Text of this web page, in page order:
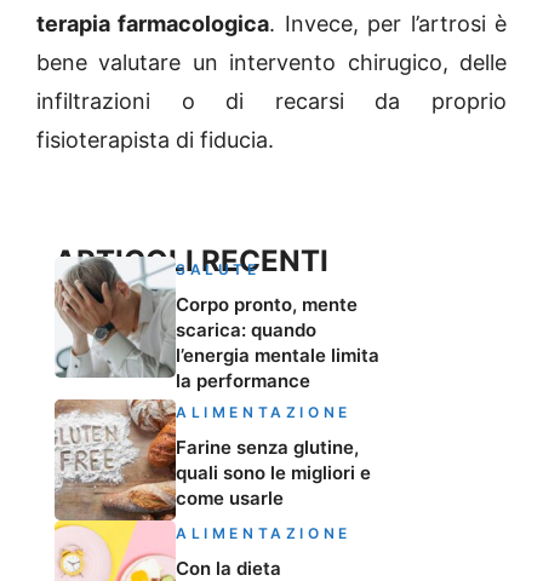
terapia farmacologica. Invece, per l’artrosi è
bene valutare un intervento chirugico, delle
infiltrazioni o di recarsi da proprio
fisioterapista di fiducia.
ARTICOLI RECENTI
SALUTE
Corpo pronto, mente
scarica: quando
l’energia mentale limita
la performance
ALIMENTAZIONE
Farine senza glutine,
quali sono le migliori e
come usarle
ALIMENTAZIONE
Con la dieta